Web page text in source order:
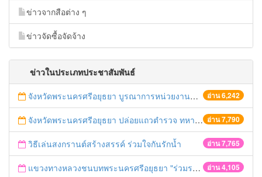
ข่าวจากสือต่าง ๆ
ข่าวจัดซื้อจัดจ้าง
ข่าวในประเภทประชาสัมพันธ์
อ่าน 6,242
จังหวัดพระนครศรีอยุธยา บูรณาการหน่วยงานที่เกี่ยวข้อง ลงพื้นที่จัดระเบียบและดำเนินมาตรการตามบทลงโทษสูงสุดกับผู้ประกอบการร้านค้าที่ยังฝ่าฝืนตั้งร้านค้ารุกล้ำเขตพื้นที่ทางหลวง เตรียมความปลอดภัยก่อนเทศกาลสงกรานต์
อ่าน 7,790
จังหวัดพระนครศรีอยุธยา ปล่อยแถวตำรวจ ทหาร ฝ่ายปกครอง กว่า 100 นาย ตรวจเข้มท่ารถสาธารณะ สถานีขนส่งรถโดยสาร วินรถตู้ และสถานีรถไฟ เตรียมรับมือเทศกาลสงกรานต์
อ่าน 7,765
วิธีเล่นสงกรานต์สร้างสรรค์ ร่วมใจกันรักน้ำ
อ่าน 4,105
แขวงทางหลวงชนบทพระนครศรีอยุธยา "ร่วมรณรงค์ ขับช้า เปิดไฟหน้า คาดเข็มขัด" เทศกาลสงกรานต์ ปี 2561